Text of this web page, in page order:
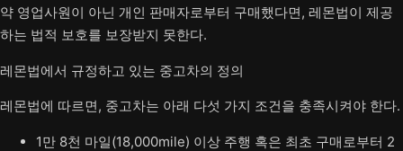
약 영업사원이 아닌 개인 판매자로부터 구매했다면, 레몬법이 제공
하는 법적 보호를 보장받지 못한다.
레몬법에서 규정하고 있는 중고차의 정의
레몬법에 따르면, 중고차는 아래 다섯 가지 조건을 충족시켜야 한다.
1만 8천 마일(18,000mile) 이상 주행 혹은 최초 구매로부터 2